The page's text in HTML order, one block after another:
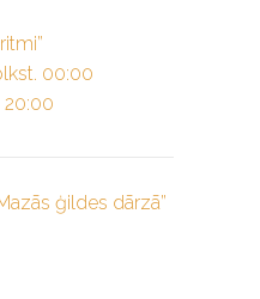
00:00
20:00
ģildes dārzā”